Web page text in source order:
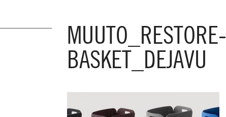
MUUTO_RESTORE-
BASKET_DEJAVU